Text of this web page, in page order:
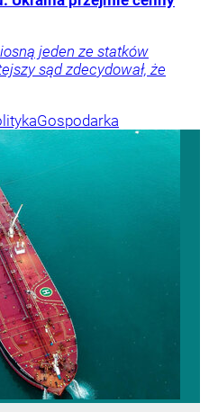
jeden ze statków
sąd zdecydował, że
Gospodarka